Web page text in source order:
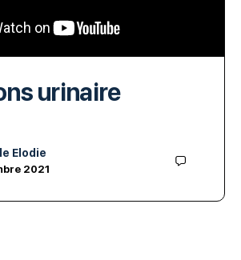
urinaire
Elodie
2021